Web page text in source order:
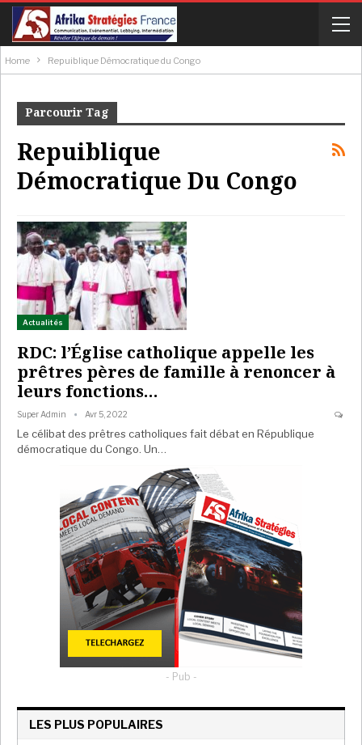
Home Repuiblique Démocratique du Congo
Parcourir Tag
Repuiblique
Démocratique Du Congo
Actualités
RDC: l’Église catholique appelle les
prêtres pères de famille à renoncer à
leurs fonctions…
Super Admin Avr 5, 2022
Le célibat des prêtres catholiques fait débat en République
démocratique du Congo. Un…
- Pub -
LES PLUS POPULAIRES